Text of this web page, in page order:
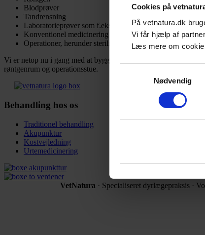
Cookies på
På vetnatura.dk
Vi får hjælp af
Læs mere om
Nødvendig
Blodprøver
Tandrensning
Laboratorieprøver som f.eks. ormetjekprøve.
Konventionel medicinering
Operationer, herunder sterilisation/kastration
Vi er netop nu i gang med at bygge om, og når alt står klart
røntgenrum og operationsstue.
Behandling hos os
Traditionel behandling
Akupunktur
Kostvejledning
Urtemedicinering
VetNatura · Specialiseret dyrlægepraksis ·